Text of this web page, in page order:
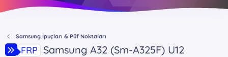
Samsung İpuçları & Püf Noktaları
FRP Samsung A32 (Sm-A325F) U12